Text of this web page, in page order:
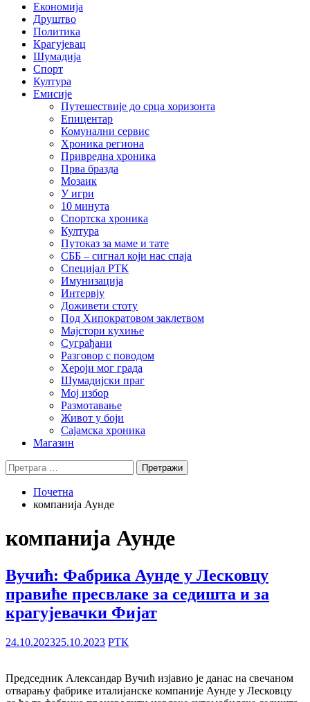
Економија
Друштво
Политика
Крагујевац
Шумадија
Спорт
Култура
Емисије
Путешествије до срца хоризонта
Епицентар
Комунални сервис
Хроника региона
Привредна хроника
Прва бразда
Мозаик
У игри
10 минута
Спортска хроника
Култура
Путоказ за маме и тате
СББ – сигнал који нас спаја
Специјал РТК
Имунизација
Интервју
Доживети стоту
Под Хипократовом заклетвом
Мајстори кухиње
Суграђани
Разговор с поводом
Хероји мог града
Шумадијски праг
Мој избор
Размотавање
Живот у боји
Сајамска хроника
Магазин
Претрага
за:
Почетна
компанија Аунде
компанија Аунде
Вучић: Фабрика Аунде у Лесковцу
правиће пресвлаке за седишта и за
крагујевачки Фијат
24.10.202325.10.2023 РТК
Председник Александар Вучић изјавио је данас на свечаном
отварању фабрике италијанске компаније Аунде у Лесковцу